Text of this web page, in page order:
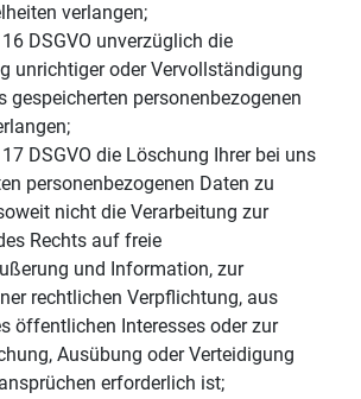
verlangen;
DSGVO unverzüglich die
unrichtiger oder Vervollständigung
gespeicherten personenbezogenen
DSGVO die Löschung Ihrer bei uns
personenbezogenen Daten zu
nicht die Verarbeitung zur
Rechts auf freie
und Information, zur
rechtlichen Verpflichtung, aus
öffentlichen Interesses oder zur
Ausübung oder Verteidigung
erforderlich ist;